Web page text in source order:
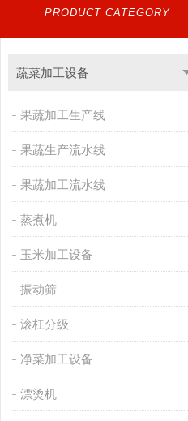
PRODUCT CATEGORY
蔬菜加工设备
果蔬加工生产线
果蔬生产流水线
果蔬加工流水线
蒸煮机
玉米加工设备
振动筛
滚杠分级
净菜加工设备
漂烫机